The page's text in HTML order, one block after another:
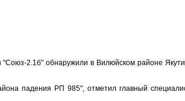
2.1б" обнаружили в Вилюйском районе
падения РП 985", отметил главный